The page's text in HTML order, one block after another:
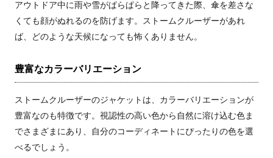
アウトドア中に雨や雪がぱらぱらと降ってきた際、傘を差さな
くても顔がぬれるのを防げます。ストームクルーザーがあれ
ば、どのような天候になっても怖くありません。
豊富なカラーバリエーション
ストームクルーザーのジャケットは、カラーバリエーションが
豊富なのも特徴です。視認性の高い色から自然に溶け込む色ま
でさまざまにあり、自分のコーディネートにぴったりの色を選
べるでしょう。